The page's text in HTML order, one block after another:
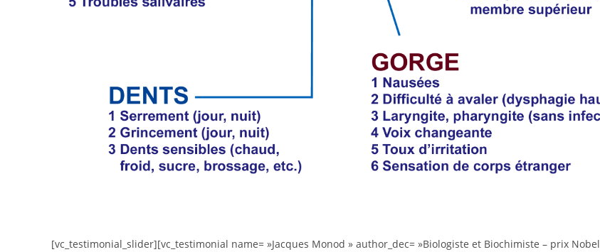
[vc_testimonial_slider][vc_testimonial name= »Jacques Monod » author_dec= »Biologiste et Biochimiste – prix Nobel